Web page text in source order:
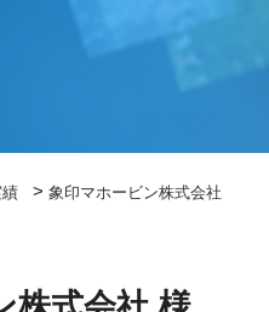
> 象印マホービン株式会社